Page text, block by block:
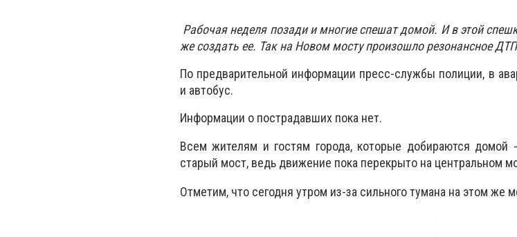
Рабочая неделя позади и многие спешат домой. И в этой
же создать ее. Так на Новом мосту произошло резонансное
По предварительной информации пресс-службы полиции, в
и автобус.
Информации о пострадавших пока нет.
Всем жителям и гостям города, которые добираются домой
старый мост, ведь движение пока перекрыто на центральном
Отметим, что сегодня утром из-за сильного тумана на этом же